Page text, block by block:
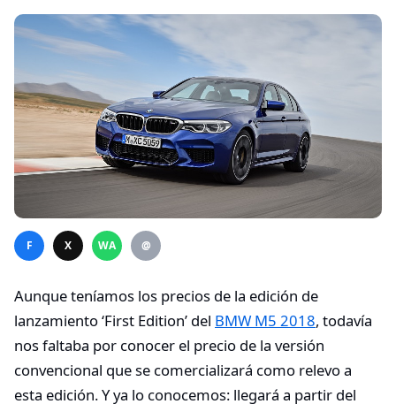
F X WA @
Aunque teníamos los precios de la edición de
lanzamiento ‘First Edition’ del BMW M5 2018, todavía
nos faltaba por conocer el precio de la versión
convencional que se comercializará como relevo a
esta edición. Y ya lo conocemos: llegará a partir del